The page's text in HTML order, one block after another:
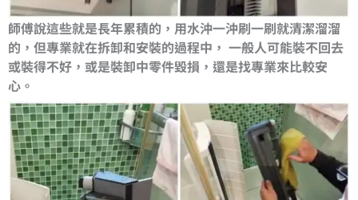
師傅說這些就是長年累積的，用水沖一沖刷一刷就清潔溜溜
的，但專業就在拆卸和安裝的過程中， 一般人可能裝不回去
或裝得不好，或是裝卸中零件毀損，還是找專業來比較安
心。